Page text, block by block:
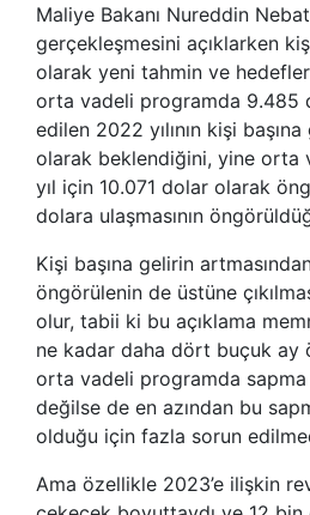
Maliye Bakanı Nureddin
gerçekleşmesini açıklarken
olarak yeni tahmin ve
orta vadeli programda 9.485
edilen 2022 yılının kişi
olarak beklendiğini, yine orta
yıl için 10.071 dolar olarak
dolara ulaşmasının
Kişi başına gelirin
öngörülenin de üstüne
olur, tabii ki bu açıklama
ne kadar daha dört buçuk ay
orta vadeli programda
değilse de en azından bu
olduğu için fazla sorun
Ama özellikle 2023’e ilişkin